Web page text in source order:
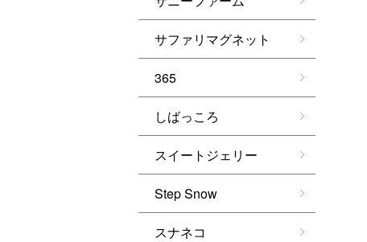
サファリマグネット
365
しばっころ
スイートジェリー
Step Snow
スナネコ